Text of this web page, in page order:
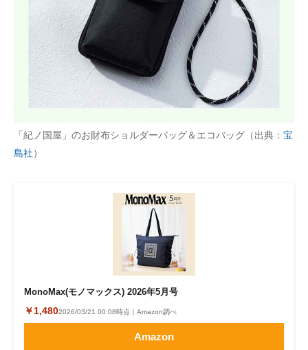
「紀ノ国屋」のお財布ショルダーバッグ＆エコバッグ（出典： 宝
島社）
MonoMax(モノマックス) 2026年5月号
￥1,4802026/03/21 00:08時点｜Amazon調べ
Amazon